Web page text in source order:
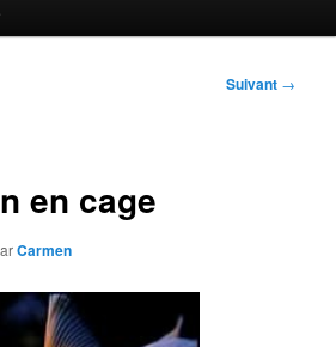
Suivant →
en cage
Carmen